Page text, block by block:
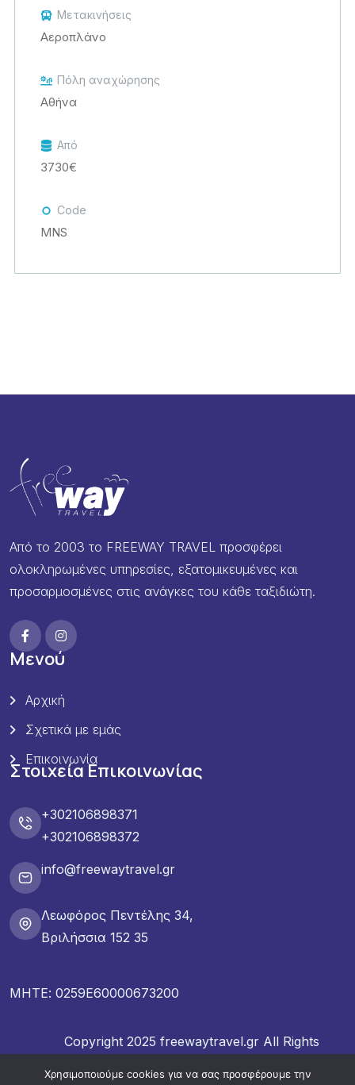
Μετακινήσεις
Αεροπλάνο
Πόλη αναχώρησης
Αθήνα
Από
3730€
Code
MNS
Από το 2003 το FREEWAY TRAVEL προσφέρει
ολοκληρωμένες υπηρεσίες, εξατομικευμένες και
προσαρμοσμένες στις ανάγκες του κάθε ταξιδιώτη.
Μενού
Αρχική
Σχετικά με εμάς
Επικοινωνία
Στοιχεία Επικοινωνίας
+302106898371
+302106898372
info@freewaytravel.gr
Λεωφόρος Πεντέλης 34,
Βριλήσσια 152 35
ΜΗΤΕ: 0259E60000673200
Copyright 2025 freewaytravel.gr All Rights
Χρησιμοποιούμε cookies για να σας προσφέρουμε την